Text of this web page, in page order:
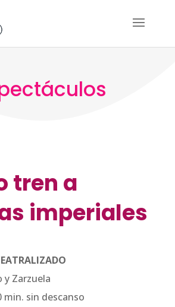
tren a
imperiales
Zarzuela
min. sin descanso